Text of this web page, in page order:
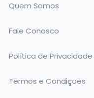
Quem Somos
Fale Conosco
Política de Privacidade
Termos e Condições